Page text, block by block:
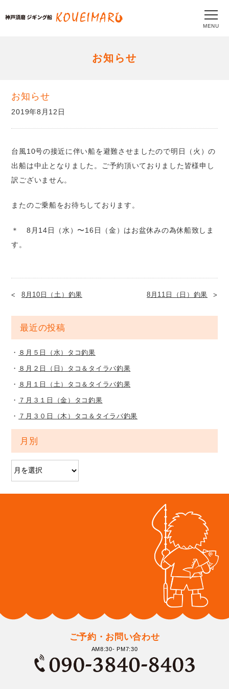
MENU
お知らせ
お知らせ
2019年8月12日
台風10号の接近に伴い船を避難させましたので明日（火）の
出船は中止となりました。ご予約頂いておりました皆様申し
訳ございません。
またのご乗船をお待ちしております。
＊ 8月14日（水）〜16日（金）はお盆休みの為休船致しま
す。
8月10日（土）釣果 8月11日（日）釣果
最近の投稿
８月５日（水）タコ釣果
８月２日（日）タコ＆タイラバ釣果
８月１日（土）タコ＆タイラバ釣果
７月３１日（金）タコ釣果
７月３０日（木）タコ＆タイラバ釣果
月別
ご予約・お問い合わせ
AM8:30- PM7:30